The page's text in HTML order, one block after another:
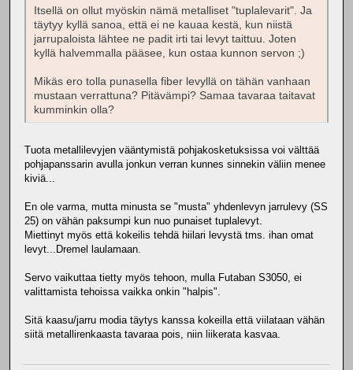
Itsellä on ollut myöskin nämä metalliset "tuplalevarit". Ja
täytyy kyllä sanoa, että ei ne kauaa kestä, kun niistä
jarrupaloista lähtee ne padit irti tai levyt taittuu. Joten
kyllä halvemmalla pääsee, kun ostaa kunnon servon ;)
Mikäs ero tolla punasella fiber levyllä on tähän vanhaan
mustaan verrattuna? Pitävämpi? Samaa tavaraa taitavat
kumminkin olla?
Tuota metallilevyjen vääntymistä pohjakosketuksissa voi välttää
pohjapanssarin avulla jonkun verran kunnes sinnekin väliin menee
kiviä...
En ole varma, mutta minusta se "musta" yhdenlevyn jarrulevy (SS
25) on vähän paksumpi kun nuo punaiset tuplalevyt.
Miettinyt myös että kokeilis tehdä hiilari levystä tms. ihan omat
levyt...Dremel laulamaan.
Servo vaikuttaa tietty myös tehoon, mulla Futaban S3050, ei
valittamista tehoissa vaikka onkin "halpis".
Sitä kaasu/jarru modia täytys kanssa kokeilla että viilataan vähän
siitä metallirenkaasta tavaraa pois, niin liikerata kasvaa.